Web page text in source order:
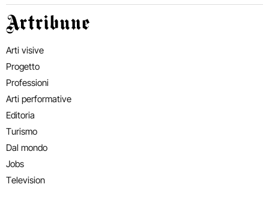
Artribune
Arti visive
Progetto
Professioni
Arti performative
Editoria
Turismo
Dal mondo
Jobs
Television